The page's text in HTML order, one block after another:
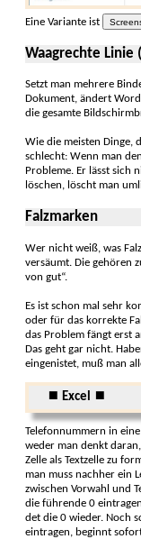
Eine Variante ist
Waagrechte Linie
Setzt man mehrere
Doku­ment, ändert
die gesamte
Wie die meisten Dinge,
schlecht: Wenn man
Pro­bleme. Er lässt sich
löschen, löscht man
Falzmarken
Wer nicht weiß, was
versäumt. Die gehören
von gut“.
Es ist schon mal sehr
oder für das korrekte
das Problem fängt erst
Das geht gar nicht.
eingenistet, muß man
⏹ Excel ⏹
Telefonnummern in
weder man denkt
Zelle als Text­zelle zu
man muss nachher ein
zwischen Vor­wahl und
die führende 0
det die 0 wieder. Noch
eintragen, beginnt